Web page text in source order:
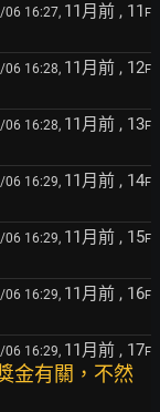
06 16:27, 11月前 , 11 F
06 16:28, 11月前 , 12F
06 16:28, 11月前 , 13F
06 16:29, 11月前 , 14F
06 16:29, 11月前 , 15F
06 16:29, 11月前 , 16F
06 16:29, 11月前 , 17F
金有關，不然